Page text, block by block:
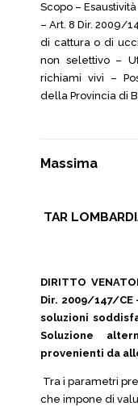
Scopo –
– Art. 8 Dir. 2009/
di cattura o di
non selettivo –
richiami vivi –
della Provincia di
Massima
TAR
DIRITTO
Dir. 2009/147/
soluzioni
Soluzione
provenienti da
Tra i parametri
che impone di